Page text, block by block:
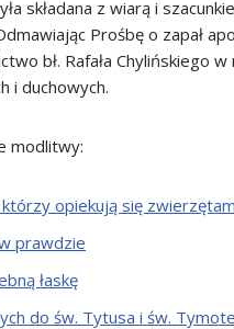
składana z wiarą i
Prośbę o zapał
bł. Rafała Chylińskiego
i duchowych.
modlitwy:
opiekują się
prawdzie
łaskę
do św. Tytusa i św.